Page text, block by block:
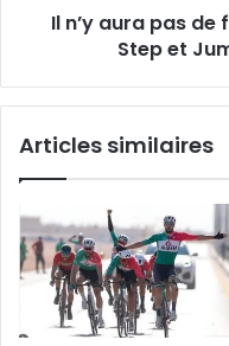
2024
Il n’y aura pas
Step et
Articles similaires